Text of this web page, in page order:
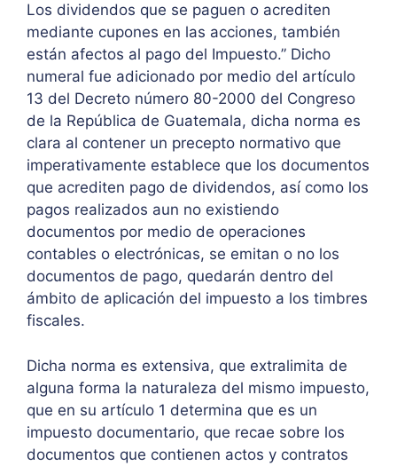
Los dividendos que se paguen o acrediten
mediante cupones en las acciones, también
están afectos al pago del Impuesto.” Dicho
numeral fue adicionado por medio del artículo
13 del Decreto número 80-2000 del Congreso
de la República de Guatemala, dicha norma es
clara al contener un precepto normativo que
imperativamente establece que los documentos
que acrediten pago de dividendos, así como los
pagos realizados aun no existiendo
documentos por medio de operaciones
contables o electrónicas, se emitan o no los
documentos de pago, quedarán dentro del
ámbito de aplicación del impuesto a los timbres
fiscales.
Dicha norma es extensiva, que extralimita de
alguna forma la naturaleza del mismo impuesto,
que en su artículo 1 determina que es un
impuesto documentario, que recae sobre los
documentos que contienen actos y contratos